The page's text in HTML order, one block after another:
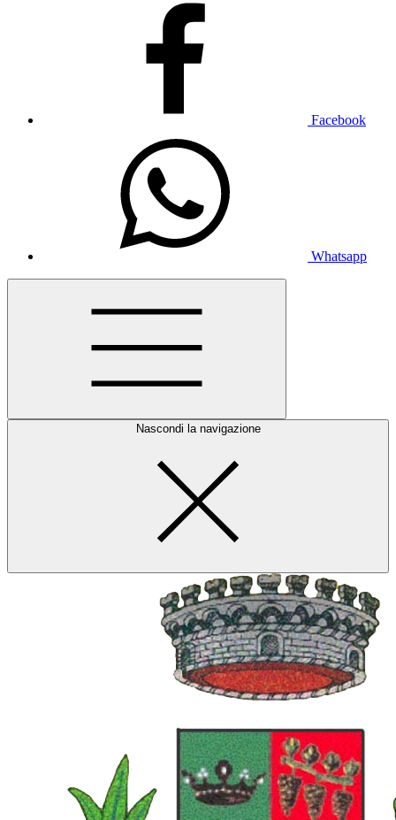
Facebook
Whatsapp
Nascondi la navigazione